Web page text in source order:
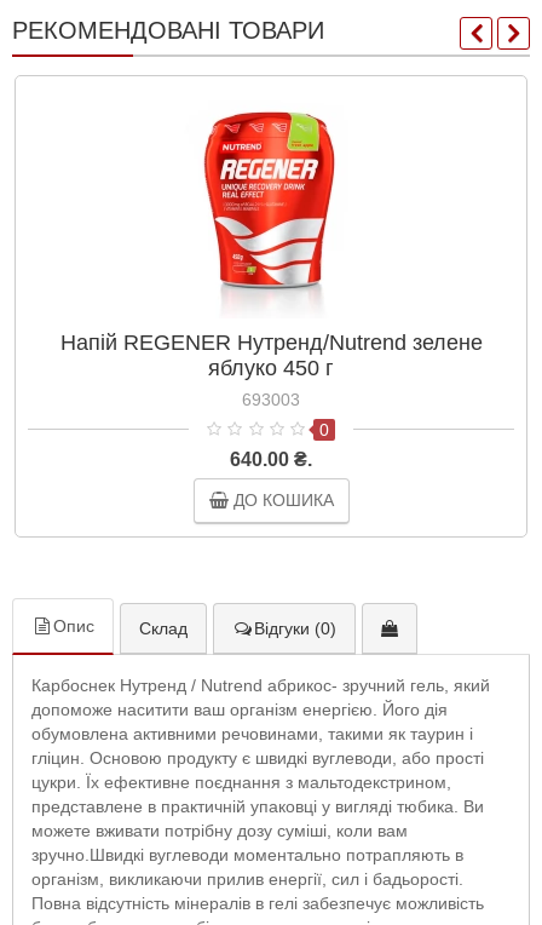
РЕКОМЕНДОВАНІ ТОВАРИ
Напій REGENER Нутренд/Nutrend зелене
яблуко 450 г
693003
0
640.00 ₴.
ДО КОШИКА
Опис Склад Відгуки (0)
Карбоснек Нутренд / Nutrend абрикос- зручний гель, який
допоможе наситити ваш організм енергією. Його дія
обумовлена активними речовинами, такими як таурин і
гліцин. Основою продукту є швидкі вуглеводи, або прості
цукри. Їх ефективне поєднання з мальтодекстрином,
представлене в практичній упаковці у вигляді тюбика. Ви
можете вживати потрібну дозу суміші, коли вам
зручно.Швидкі вуглеводи моментально потрапляють в
організм, викликаючи прилив енергії, сил і бадьорості.
Повна відсутність мінералів в гелі забезпечує можливість